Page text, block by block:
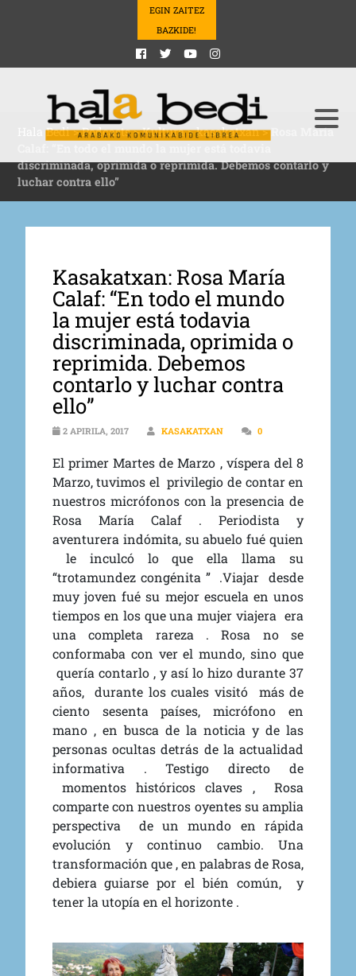
EGIN ZAITEZ
BAZKIDE!
Hala Bedi>Podcasts>Kultura>kasakatxan> Rosa María
discriminada, oprimida o reprimida. Debemos contarlo y
luchar contra ello”
Kasakatxan: Rosa María
Calaf: “En todo el mundo
la mujer está todavia
discriminada, oprimida o
reprimida. Debemos
contarlo y luchar contra
ello”
2 APIRILA, 2017 KASAKATXAN 0
El primer Martes de Marzo , víspera del 8
Marzo, tuvimos el privilegio de contar en
nuestros micrófonos con la presencia de
Rosa María Calaf . Periodista y
aventurera indómita, su abuelo fué quien
le inculcó lo que ella llama su
“trotamundez congénita ” .Viajar desde
muy joven fué su mejor escuela en unos
tiempos en los que una mujer viajera era
una completa rareza . Rosa no se
conformaba con ver el mundo, sino que
quería contarlo , y así lo hizo durante 37
años, durante los cuales visitó más de
ciento sesenta países, micrófono en
mano , en busca de la noticia y de las
personas ocultas detrás de la actualidad
informativa . Testigo directo de
momentos históricos claves , Rosa
comparte con nuestros oyentes su amplia
perspectiva de un mundo en rápida
evolución y continuo cambio. Una
transformación que , en palabras de Rosa,
debiera guiarse por el bién común, y
tener la utopía en el horizonte .